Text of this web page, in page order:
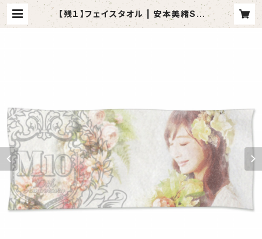
【残１】フェイスタオル | 安本美緒SH
OP